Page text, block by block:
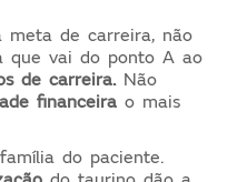
meta de carreira, não
que vai do ponto A ao
de carreira.Não
financeira o mais
do paciente.